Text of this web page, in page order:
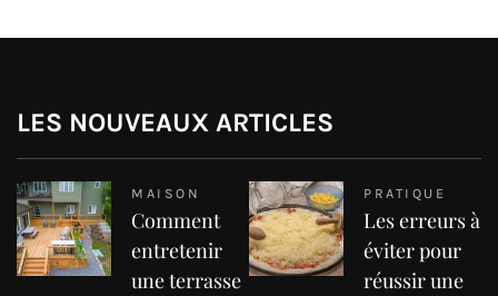
LES NOUVEAUX ARTICLES
MAISON
Comment
entretenir
une terrasse
PRATIQUE
Les erreurs à
éviter pour
réussir une